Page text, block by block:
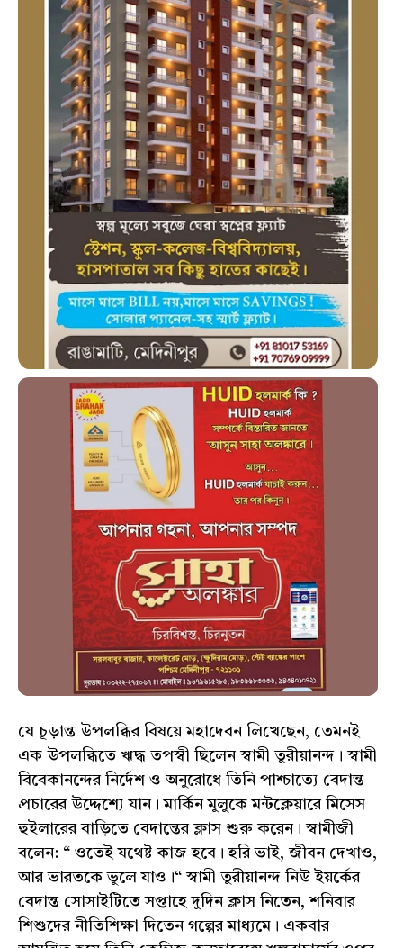
যে চূড়ান্ত উপলব্ধির বিষয়ে মহাদেবন লিখেছেন, তেমনই
এক উপলব্ধিতে ঋদ্ধ তপস্বী ছিলেন স্বামী তুরীয়ানন্দ। স্বামী
বিবেকানন্দের নির্দেশ ও অনুরোধে তিনি পাশ্চাত্যে বেদান্ত
প্রচারের উদ্দেশ্যে যান। মার্কিন মুলুকে মন্টক্লেয়ারে মিসেস
হুইলারের বাড়িতে বেদান্তের ক্লাস শুরু করেন। স্বামীজী
বলেন: “ ওতেই যথেষ্ট কাজ হবে। হরি ভাই, জীবন দেখাও,
আর ভারতকে ভুলে যাও।“ স্বামী তুরীয়ানন্দ নিউ ইয়র্কের
বেদান্ত সোসাইটিতে সপ্তাহে দুদিন ক্লাস নিতেন, শনিবার
শিশুদের নীতিশিক্ষা দিতেন গল্পের মাধ্যমে। একবার